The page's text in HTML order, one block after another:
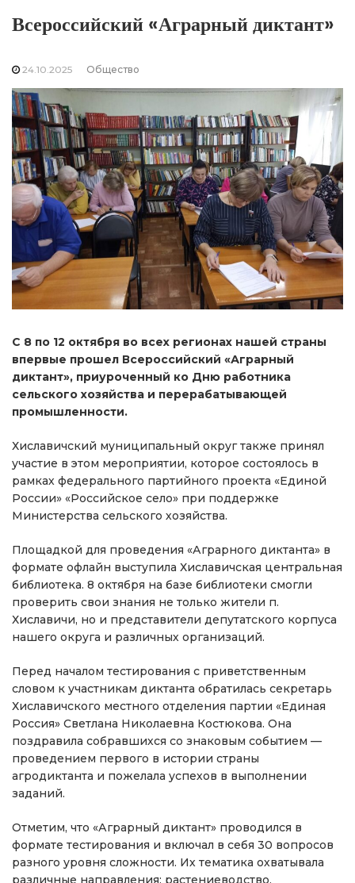
Всероссийский «Аграрный диктант»
24.10.2025 Общество
С 8 по 12 октября во всех регионах нашей страны
впервые прошел Всероссийский «Аграрный
диктант», приуроченный ко Дню работника
сельского хозяйства и перерабатывающей
промышленности.
Хиславичский муниципальный округ также принял
участие в этом мероприятии, которое состоялось в
рамках федерального партийного проекта «Единой
России» «Российское село» при поддержке
Министерства сельского хозяйства.
Площадкой для проведения «Аграрного диктанта» в
формате офлайн выступила Хиславичская центральная
библиотека. 8 октября на базе библиотеки смогли
проверить свои знания не только жители п.
Хиславичи, но и представители депутатского корпуса
нашего округа и различных организаций.
Перед началом тестирования с приветственным
словом к участникам диктанта обратилась секретарь
Хиславичского местного отделения партии «Единая
Россия» Светлана Николаевна Костюкова. Она
поздравила собравшихся со знаковым событием —
проведением первого в истории страны
агродиктанта и пожелала успехов в выполнении
заданий.
Отметим, что «Аграрный диктант» проводился в
формате тестирования и включал в себя 30 вопросов
разного уровня сложности. Их тематика охватывала
различные направления: растениеводство,